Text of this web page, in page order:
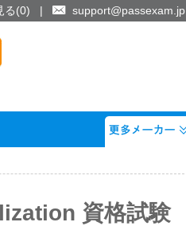
資格試験
る(0) | support@passexam.jp